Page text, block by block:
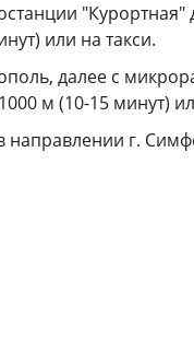
или на такси.
далее с
м (10-15 минут)
направлении г.